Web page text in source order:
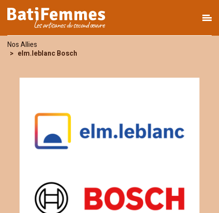
Nos Allies
elm.leblanc Bosch